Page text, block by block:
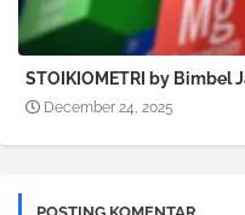
STOIKIOMETRI by Bimbel
December 24, 2025